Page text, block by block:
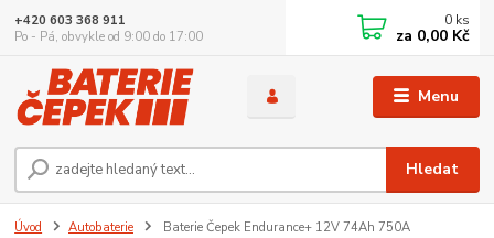
Menu
Hledat
+420 603 368 911
Po - Pá, obvykle od 9:00 do 17:00
0 ks
za 0,00 Kč
Úvod Autobaterie Baterie Čepek Endurance+ 12V 74Ah 750A